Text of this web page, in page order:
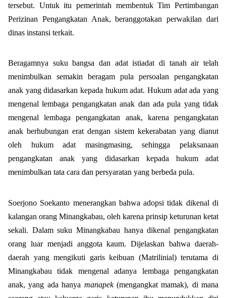
tersebut. Untuk itu pemerintah membentuk Tim Pertimbangan
Perizinan Pengangkatan Anak, beranggotakan perwakilan dari
dinas instansi terkait.
Beragamnya suku bangsa dan adat istiadat di tanah air telah
menimbulkan semakin beragam pula persoalan pengangkatan
anak yang didasarkan kepada hukum adat. Hukum adat ada yang
mengenal lembaga pengangkatan anak dan ada pula yang tidak
mengenal lembaga pengangkatan anak, karena pengangkatan
anak berhubungan erat dengan sistem kekerabatan yang dianut
oleh hukum adat masingmasing, sehingga pelaksanaan
pengangkatan anak yang didasarkan kepada hukum adat
menimbulkan tata cara dan persyaratan yang berbeda pula.
Soerjono Soekanto menerangkan bahwa adopsi tidak dikenal di
kalangan orang Minangkabau, oleh karena prinsip keturunan ketat
sekali. Dalam suku Minangkabau hanya dikenal pengangkatan
orang luar menjadi anggota kaum. Dijelaskan bahwa daerah-
daerah yang mengikuti garis keibuan (Matrilinial) terutama di
Minangkabau tidak mengenal adanya lembaga pengangkatan
anak, yang ada hanya manapek (mengangkat mamak), di mana